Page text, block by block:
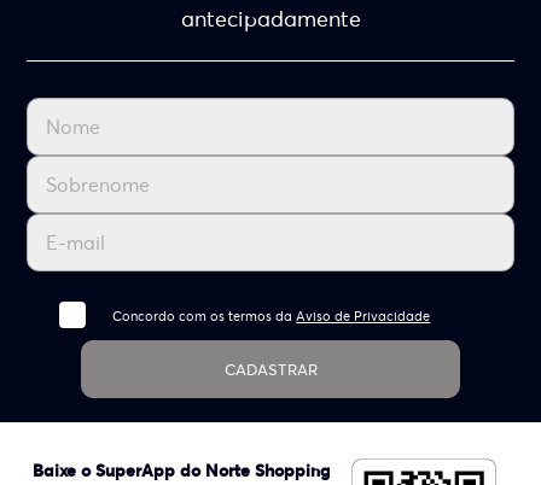
antecipadamente
Concordo com os termos daAviso de Privacidade
CADASTRAR
Baixe o SuperApp do Norte Shopping